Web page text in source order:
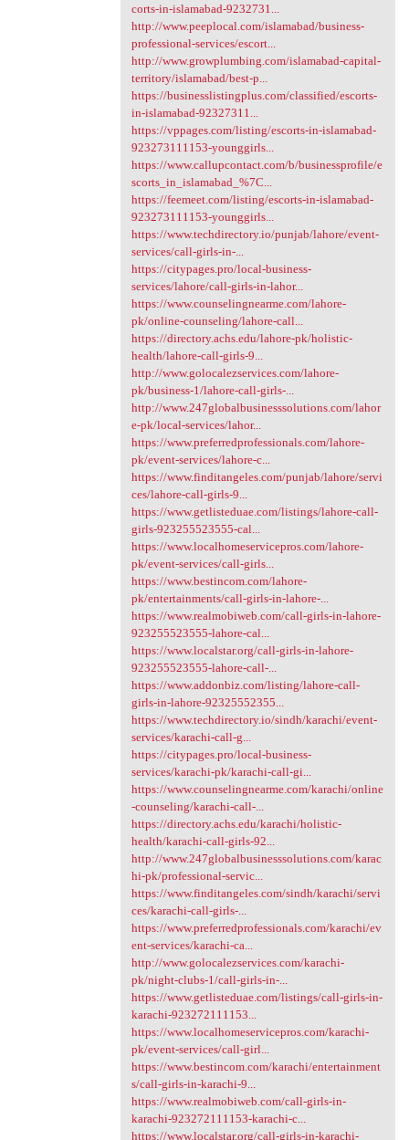
corts-in-islamabad-9232731...
http://www.peeplocal.com/islamabad/business-
professional-services/escort...
http://www.growplumbing.com/islamabad-capital-
territory/islamabad/best-p...
https://businesslistingplus.com/classified/escorts-
in-islamabad-92327311...
https://vppages.com/listing/escorts-in-islamabad-
923273111153-younggirls...
https://www.callupcontact.com/b/businessprofile/e
scorts_in_islamabad_%7C...
https://feemeet.com/listing/escorts-in-islamabad-
923273111153-younggirls...
https://www.techdirectory.io/punjab/lahore/event-
services/call-girls-in-...
https://citypages.pro/local-business-
services/lahore/call-girls-in-lahor...
https://www.counselingnearme.com/lahore-
pk/online-counseling/lahore-call...
https://directory.achs.edu/lahore-pk/holistic-
health/lahore-call-girls-9...
http://www.golocalezservices.com/lahore-
pk/business-1/lahore-call-girls-...
http://www.247globalbusinesssolutions.com/lahor
e-pk/local-services/lahor...
https://www.preferredprofessionals.com/lahore-
pk/event-services/lahore-c...
https://www.finditangeles.com/punjab/lahore/servi
ces/lahore-call-girls-9...
https://www.getlisteduae.com/listings/lahore-call-
girls-923255523555-cal...
https://www.localhomeservicepros.com/lahore-
pk/event-services/call-girls...
https://www.bestincom.com/lahore-
pk/entertainments/call-girls-in-lahore-...
https://www.realmobiweb.com/call-girls-in-lahore-
923255523555-lahore-cal...
https://www.localstar.org/call-girls-in-lahore-
923255523555-lahore-call-...
https://www.addonbiz.com/listing/lahore-call-
girls-in-lahore-92325552355...
https://www.techdirectory.io/sindh/karachi/event-
services/karachi-call-g...
https://citypages.pro/local-business-
services/karachi-pk/karachi-call-gi...
https://www.counselingnearme.com/karachi/online
-counseling/karachi-call-...
https://directory.achs.edu/karachi/holistic-
health/karachi-call-girls-92...
http://www.247globalbusinesssolutions.com/karac
hi-pk/professional-servic...
https://www.finditangeles.com/sindh/karachi/servi
ces/karachi-call-girls-...
https://www.preferredprofessionals.com/karachi/ev
ent-services/karachi-ca...
http://www.golocalezservices.com/karachi-
pk/night-clubs-1/call-girls-in-...
https://www.getlisteduae.com/listings/call-girls-in-
karachi-923272111153...
https://www.localhomeservicepros.com/karachi-
pk/event-services/call-girl...
https://www.bestincom.com/karachi/entertainment
s/call-girls-in-karachi-9...
https://www.realmobiweb.com/call-girls-in-
karachi-923272111153-karachi-c...
https://www.localstar.org/call-girls-in-karachi-